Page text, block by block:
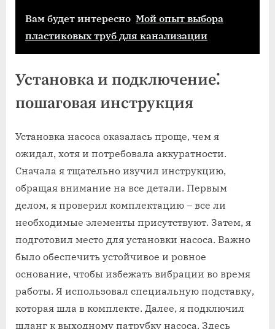
Вам будет интересно Мой опыт выбора
пластиковых труб для канализации
Установка и подключение⁚
пошаговая инструкция
Установка насоса оказалась проще, чем я
ожидал, хотя и потребовала аккуратности.
Сначала я тщательно изучил инструкцию,
обращая внимание на все детали. Первым
делом, я проверил комплектацию – все ли
необходимые элементы присутствуют. Затем, я
подготовил место для установки насоса. Важно
было обеспечить устойчивое и ровное
основание, чтобы избежать вибрации во время
работы. Я использовал специальную подставку,
которая шла в комплекте. Далее, я подключил
шланг к выходному патрубку насоса. Здесь